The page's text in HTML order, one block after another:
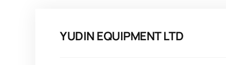
YUDIN EQUIPMENT LTD